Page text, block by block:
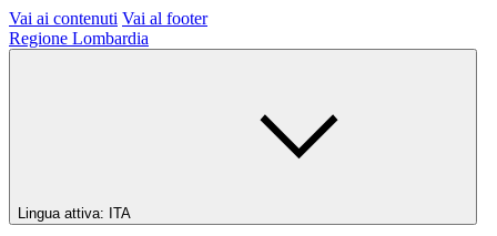
Vai ai contenuti Vai al footer
Regione Lombardia
Lingua attiva: ITA